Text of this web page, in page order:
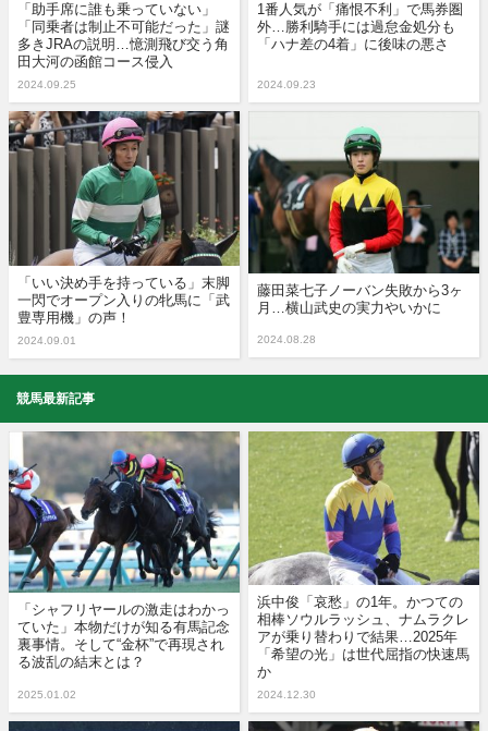
「助手席に誰も乗っていない」
「同乗者は制止不可能だった」謎
多きJRAの説明…憶測飛び交う角
田大河の函館コース侵入
2024.09.25
1番人気が「痛恨不利」で馬券圏
外…勝利騎手には過怠金処分も
「ハナ差の4着」に後味の悪さ
2024.09.23
「いい決め手を持っている」末脚
一閃でオープン入りの牝馬に「武
豊専用機」の声！
2024.09.01
藤田菜七子ノーバン失敗から3ヶ
月…横山武史の実力やいかに
2024.08.28
競馬最新記事
「シャフリヤールの激走はわかっ
ていた」本物だけが知る有馬記念
裏事情。そして“金杯”で再現され
る波乱の結末とは？
2025.01.02
浜中俊「哀愁」の1年。かつての
相棒ソウルラッシュ、ナムラクレ
アが乗り替わりで結果…2025年
「希望の光」は世代屈指の快速馬
か
2024.12.30